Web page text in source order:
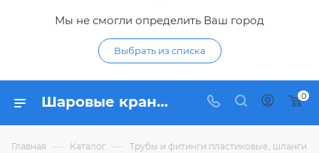
Мы не смогли определить Ваш город
Выбрать из списка
Шаровые краны ПНД 25 мм на 1 дюйм - купить шаровый кран ПНД переход с 25 мм на 1 дюйм по низким ценам в интернет-магазине Гидропромтехника в Курске 0
Главная — Каталог — Трубы и фитинги пластиковые, шланги